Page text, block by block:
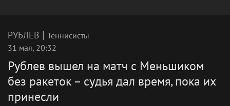
РУБЛЁВ | Теннисисты
31 мая, 20:32
Рублев вышел на матч с Меньшиком
без ракеток – судья дал время, пока их
принесли